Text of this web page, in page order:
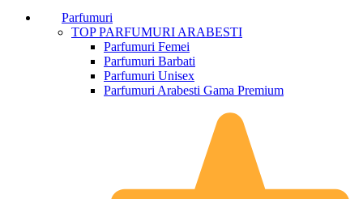
Parfumuri
TOP PARFUMURI ARABESTI
Parfumuri Femei
Parfumuri Barbati
Parfumuri Unisex
Parfumuri Arabesti Gama Premium